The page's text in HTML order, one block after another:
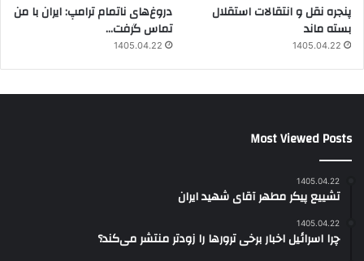
پنجره‌ نقل و انتقالات استقلال
بسته ماند
1405.04.22
دروغ‌های ناتمام ترامپ: ایران با من
تماس گرفت…
1405.04.22
Most Viewed Posts
1405.04.22
تشییع پیکر مطهر آقای شهید ایران
1405.04.22
چرا اسرائیل اخبار برخی ترورها را زودتر منتشر می‌کند؟